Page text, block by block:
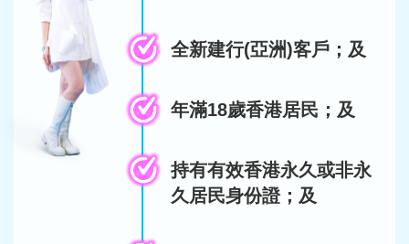
全新建行(亞洲)客戶；及
年滿18歲香港居民；及
持有有效香港永久或非永
久居民身份證；及